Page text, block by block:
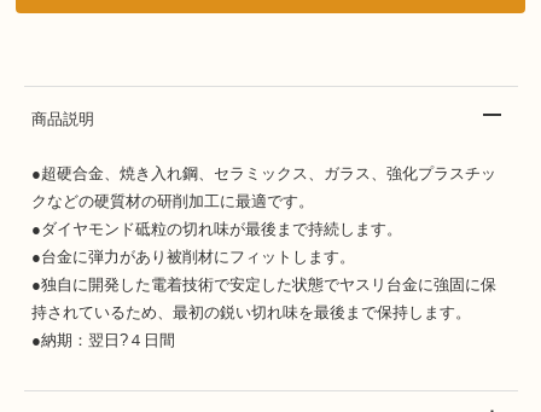
商品説明
●超硬合金、焼き入れ鋼、セラミックス、ガラス、強化プラスチッ
クなどの硬質材の研削加工に最適です。
●ダイヤモンド砥粒の切れ味が最後まで持続します。
●台金に弾力があり被削材にフィットします。
●独自に開発した電着技術で安定した状態でヤスリ台金に強固に保
持されているため、最初の鋭い切れ味を最後まで保持します。
●納期：翌日?４日間